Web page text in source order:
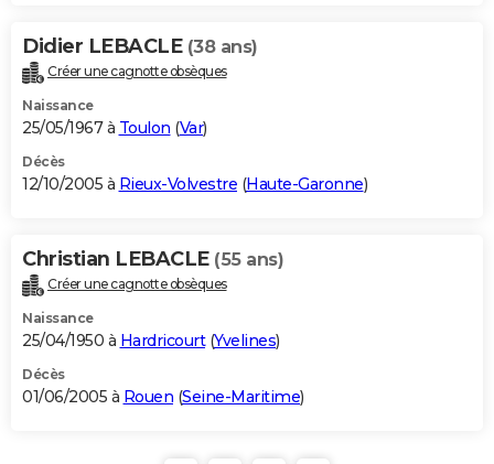
Didier LEBACLE (38 ans)
Créer une cagnotte obsèques
Naissance
25/05/1967 à Toulon (Var)
Décès
12/10/2005 à Rieux-Volvestre (Haute-Garonne)
Christian LEBACLE (55 ans)
Créer une cagnotte obsèques
Naissance
25/04/1950 à Hardricourt(Yvelines)
Décès
01/06/2005 à Rouen (Seine-Maritime)